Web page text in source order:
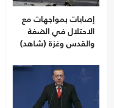
إصابات بمواجهات مع
الاحتلال في الضفة
والقدس وغزة (شاهد)